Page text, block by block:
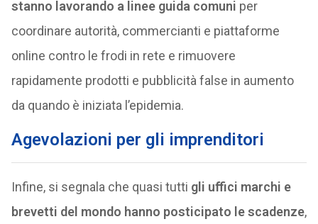
stanno lavorando a linee guida comuni per
coordinare autorità, commercianti e piattaforme
online contro le frodi in rete e rimuovere
rapidamente prodotti e pubblicità false in aumento
da quando è iniziata l’epidemia.
Agevolazioni per gli imprenditori
Infine, si segnala che quasi tutti gli uffici marchi e
brevetti del mondo hanno posticipato le scadenze,